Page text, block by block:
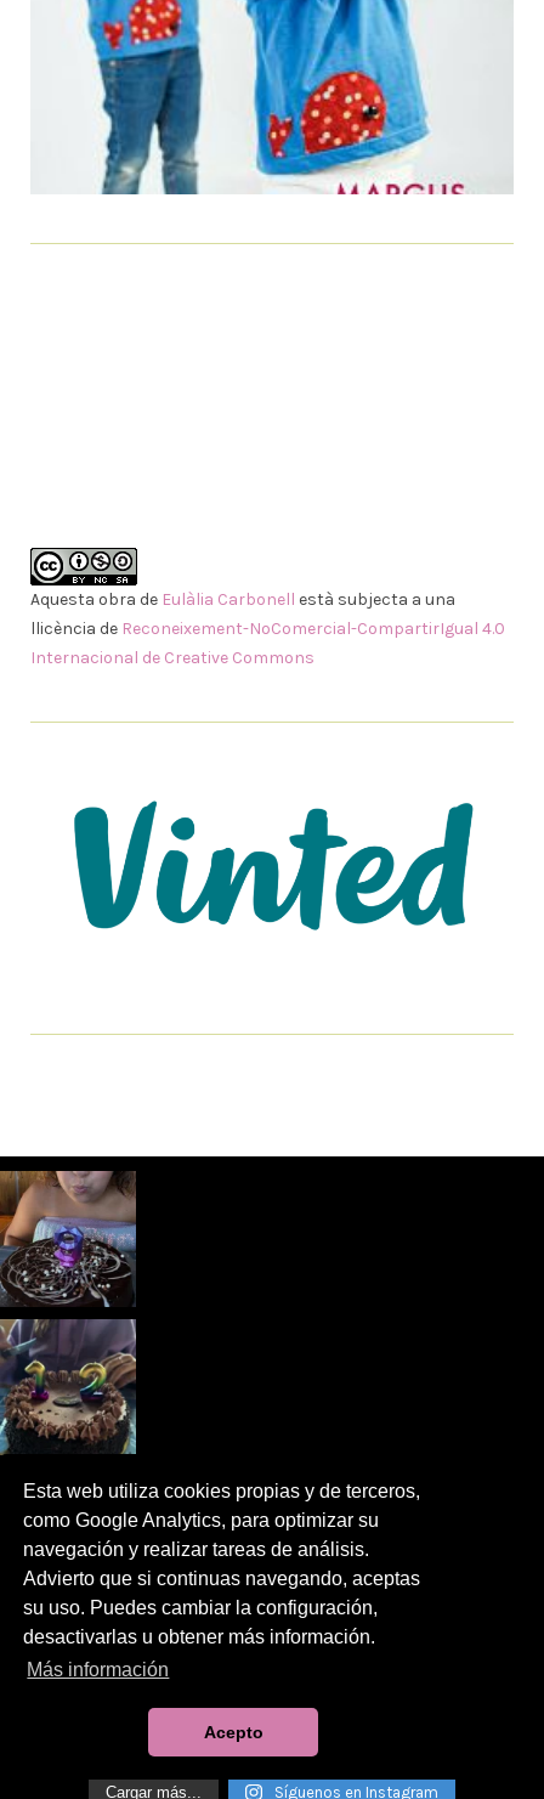
Esta web utiliza cookies propias y de terceros,
como Google Analytics, para optimizar su
navegación y realizar tareas de análisis.
Advierto que si continuas navegando, aceptas
su uso. Puedes cambiar la configuración,
desactivarlas u obtener más información.
Más información
Acepto
Aquesta obra de Eulàlia Carbonell està subjecta a una
llicència de Reconeixement-NoComercial-CompartirIgual 4.0
Internacional de Creative Commons
Cargar más... Síguenos en Instagram